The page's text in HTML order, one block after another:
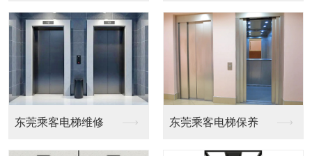
修 东莞乘客电梯保养 东莞载货电梯保